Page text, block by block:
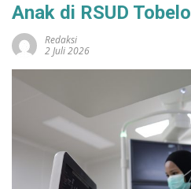
Anak di RSUD Tobelo
Redaksi
2 Juli 2026